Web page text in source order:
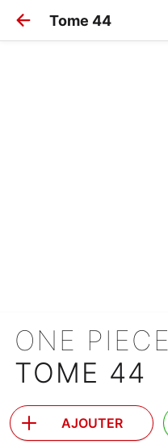
Tome 44
ONE PIECE
TOME 44
AJOUTER